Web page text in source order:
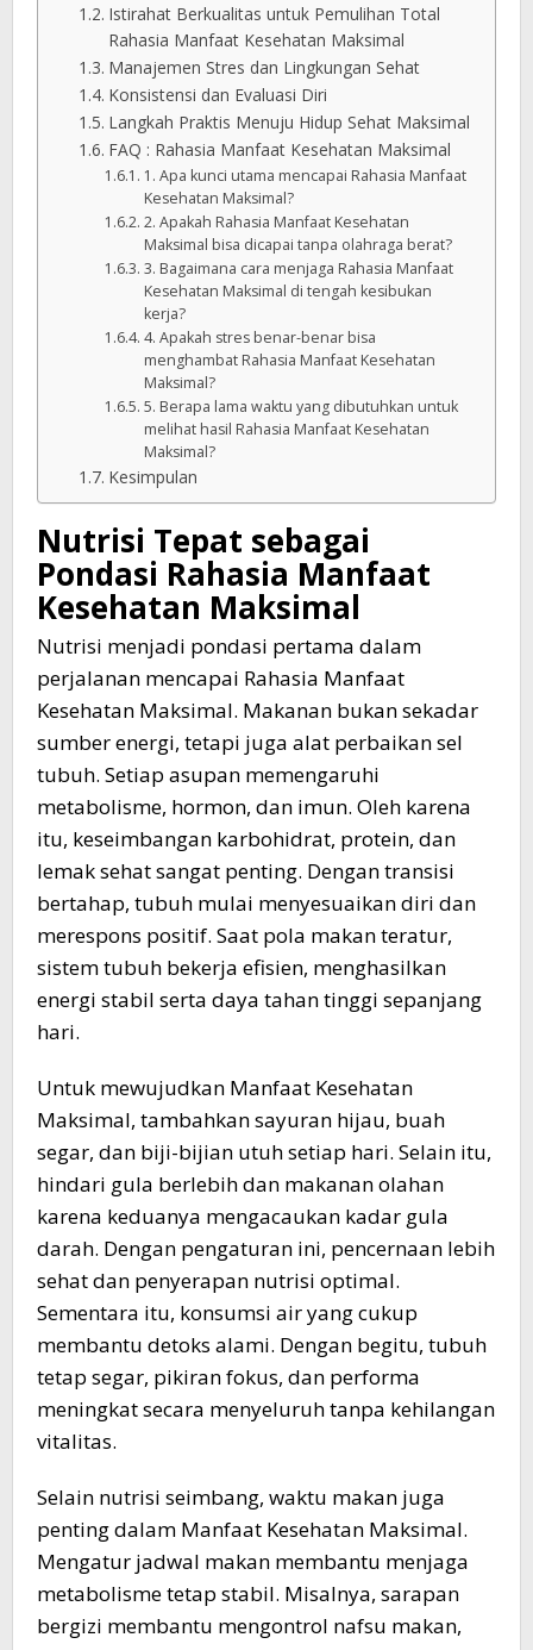
Istirahat Berkualitas untuk Pemulihan Total
Rahasia Manfaat Kesehatan Maksimal
Manajemen Stres dan Lingkungan Sehat
Konsistensi dan Evaluasi Diri
Langkah Praktis Menuju Hidup Sehat Maksimal
FAQ : Rahasia Manfaat Kesehatan Maksimal
1. Apa kunci utama mencapai Rahasia Manfaat
Kesehatan Maksimal?
2. Apakah Rahasia Manfaat Kesehatan
Maksimal bisa dicapai tanpa olahraga berat?
3. Bagaimana cara menjaga Rahasia Manfaat
Kesehatan Maksimal di tengah kesibukan
kerja?
4. Apakah stres benar-benar bisa
menghambat Rahasia Manfaat Kesehatan
Maksimal?
5. Berapa lama waktu yang dibutuhkan untuk
melihat hasil Rahasia Manfaat Kesehatan
Maksimal?
Kesimpulan
Nutrisi Tepat sebagai
Pondasi Rahasia Manfaat
Kesehatan Maksimal
Nutrisi menjadi pondasi pertama dalam
perjalanan mencapai Rahasia Manfaat
Kesehatan Maksimal. Makanan bukan sekadar
sumber energi, tetapi juga alat perbaikan sel
tubuh. Setiap asupan memengaruhi
metabolisme, hormon, dan imun. Oleh karena
itu, keseimbangan karbohidrat, protein, dan
lemak sehat sangat penting. Dengan transisi
bertahap, tubuh mulai menyesuaikan diri dan
merespons positif. Saat pola makan teratur,
sistem tubuh bekerja efisien, menghasilkan
energi stabil serta daya tahan tinggi sepanjang
hari.
Untuk mewujudkan Manfaat Kesehatan
Maksimal, tambahkan sayuran hijau, buah
segar, dan biji-bijian utuh setiap hari. Selain itu,
hindari gula berlebih dan makanan olahan
karena keduanya mengacaukan kadar gula
darah. Dengan pengaturan ini, pencernaan lebih
sehat dan penyerapan nutrisi optimal.
Sementara itu, konsumsi air yang cukup
membantu detoks alami. Dengan begitu, tubuh
tetap segar, pikiran fokus, dan performa
meningkat secara menyeluruh tanpa kehilangan
vitalitas.
Selain nutrisi seimbang, waktu makan juga
penting dalam Manfaat Kesehatan Maksimal.
Mengatur jadwal makan membantu menjaga
metabolisme tetap stabil. Misalnya, sarapan
bergizi membantu mengontrol nafsu makan,